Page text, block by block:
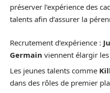
préserver l’expérience des
talents afin d’assurer la
Recrutement d’expérience :
Germain viennent élargir
Les jeunes talents comme
dans des rôles de premier